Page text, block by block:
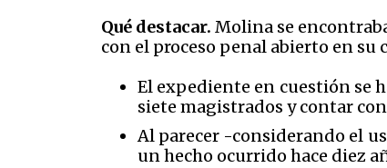
Qué destacar. Molina se
con el proceso penal abierto en su
El expediente en cuestión se
siete magistrados y contar
Al parecer -considerando el
un hecho ocurrido hace diez